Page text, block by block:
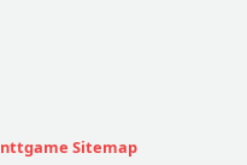
nttgame Sitemap